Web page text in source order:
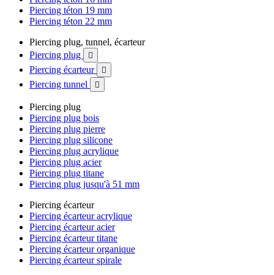
Piercing téton 19 mm
Piercing téton 22 mm
Piercing plug, tunnel, écarteur
Piercing plug

Piercing écarteur 
Piercing tunnel 
Piercing plug
Piercing plug bois
Piercing plug pierre
Piercing plug silicone
Piercing plug acrylique
Piercing plug acier
Piercing plug titane
Piercing plug jusqu'à 51 mm
Piercing écarteur
Piercing écarteur acrylique
Piercing écarteur acier
Piercing écarteur titane
Piercing écarteur organique
Piercing écarteur spirale